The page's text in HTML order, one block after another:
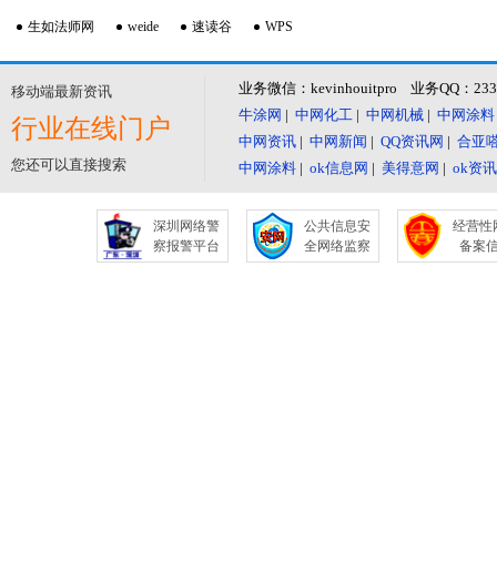
生如法师网 weide 速读谷 WPS
移动端最新资讯
行业在线门户
您还可以直接搜索
业务微信：kevinhouitpro 业务QQ：
牛涂网 | 中网化工 | 中网机械 | 中网涂料
中网资讯 | 中网新闻 | QQ资讯网 | 合亚
中网涂料 | ok信息网 | 美得意网 | ok资
深圳网络警
察报警平台
公共信息安
全网络监察
经营性
备案